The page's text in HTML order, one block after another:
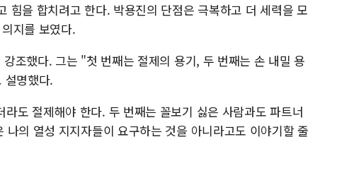
힘을 합치려고 한다. 박용진의 단점은 극복하고 더 세력을 모
지를 보였다.
조했다. 그는 "첫 번째는 절제의 용기, 두 번째는 손 내밀 용
설명했다.
도 절제해야 한다. 두 번째는 꼴보기 싫은 사람과도 파트너
의 열성 지지자들이 요구하는 것을 아니라고도 이야기할 줄